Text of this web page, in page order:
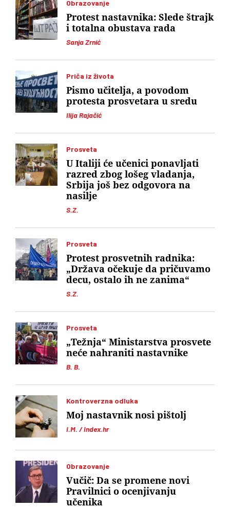
Obrazovanje
Sanja Zrnić
Protest nastavnika: Slede štrajk
i totalna obustava rada
Priča iz života
Ilija Rajačić
Pismo učitelja, a povodom
protesta prosvetara u sredu
Prosveta
S.Z.
U Italiji će učenici ponavljati
razred zbog lošeg vladanja,
Srbija još bez odgovora na
nasilje
Prosveta
S.Z.
Protest prosvetnih radnika:
„Država očekuje da pričuvamo
decu, ostalo ih ne zanima“
Prosveta
B. B.
„Težnja“ Ministarstva prosvete
neće nahraniti nastavnike
Kontroverzna odluka
I.M. / Index.hr
Moj nastavnik nosi pištolj
Obrazovanje
Vučič: Da se promene novi
Pravilnici o ocenjivanju
učenika